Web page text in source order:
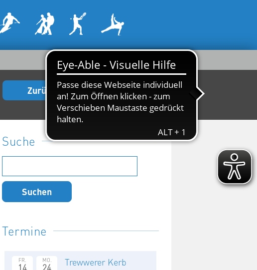
Zurück zur Startseite
Suche
nach:
Termine
FR.
14
MO.
24 Trewwerer Kerb